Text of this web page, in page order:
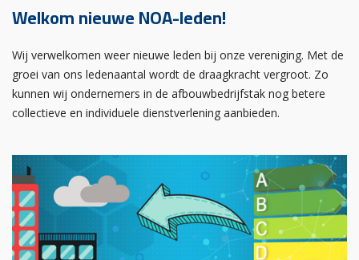
Welkom nieuwe NOA-leden!
Wij verwelkomen weer nieuwe leden bij onze vereniging. Met de
groei van ons ledenaantal wordt de draagkracht vergroot. Zo
kunnen wij ondernemers in de afbouwbedrijfstak nog betere
collectieve en individuele dienstverlening aanbieden.